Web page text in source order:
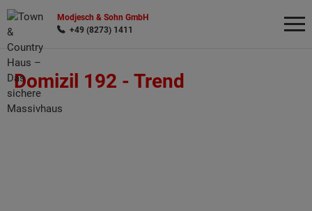
Modjesch & Sohn GmbH
+49 (8273) 1411
Domizil 192 - Trend
Wonach möchten Sie suchen?